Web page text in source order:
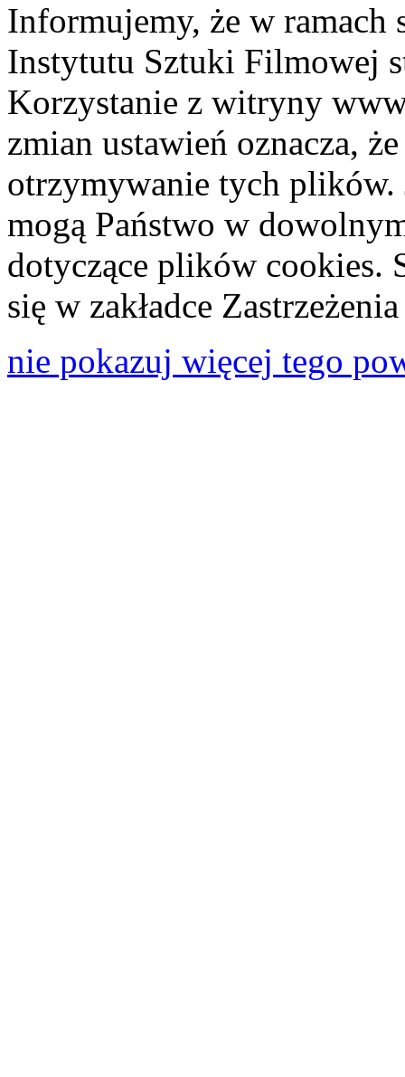
Informujemy, że w ramach
Instytutu Sztuki Filmowej
Korzystanie z witryny
zmian ustawień oznacza,
otrzymywanie tych plików.
mogą Państwo w
dotyczące plików cookies.
się w zakładce
nie pokazuj więcej tego